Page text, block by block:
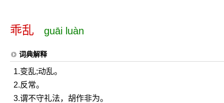
乖乱 guāi luàn
词典解释
1.变乱;动乱。
2.反常。
3.谓不守礼法，胡作非为。